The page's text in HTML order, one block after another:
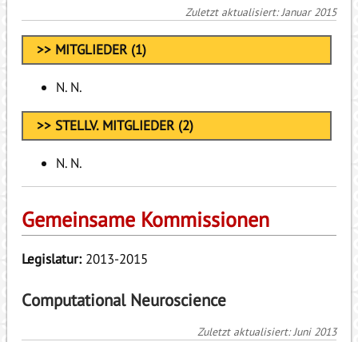
Zuletzt aktualisiert: Januar 2015
>> MITGLIEDER (1)
N. N.
>> STELLV. MITGLIEDER (2)
N. N.
Gemeinsame Kommissionen
Legislatur:2013-2015
Computational Neuroscience
Zuletzt aktualisiert: Juni 2013